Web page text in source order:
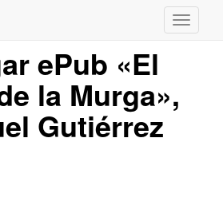
ePub «El
la Murga»,
Gutiérrez